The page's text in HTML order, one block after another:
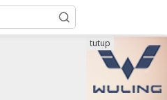
tutup